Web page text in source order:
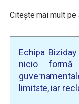
Citește mai mult pe
Echipa
nicio
limitate, iar